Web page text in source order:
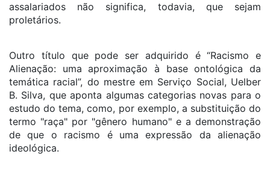
assalariados não significa, todavia, que sejam
proletários.
Outro título que pode ser adquirido é “Racismo e
Alienação: uma aproximação à base ontológica da
temática racial”, do mestre em Serviço Social, Uelber
B. Silva, que aponta algumas categorias novas para o
estudo do tema, como, por exemplo, a substituição do
termo "raça" por "gênero humano" e a demonstração
de que o racismo é uma expressão da alienação
ideológica.